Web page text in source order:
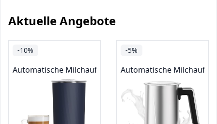
Aktuelle Angebote
-10%
Automatische Milchaufschäumer
-5%
Automatische